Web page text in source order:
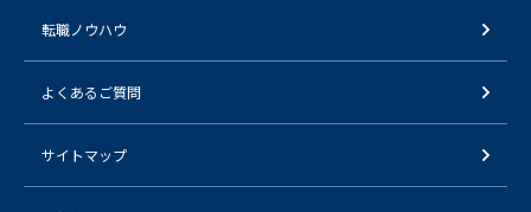
転職ノウハウ
よくあるご質問
サイトマップ